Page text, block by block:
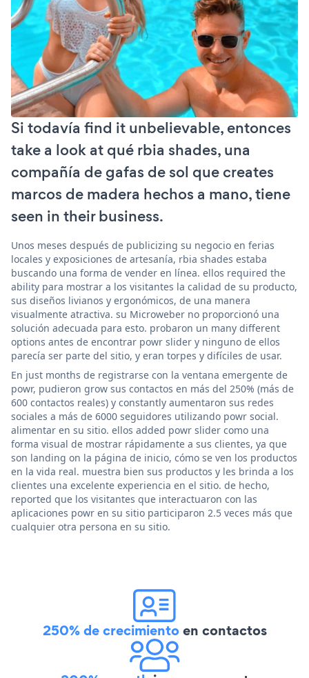
Si todavía find it unbelievable, entonces
take a look at qué rbia shades, una
compañía de gafas de sol que creates
marcos de madera hechos a mano, tiene
seen in their business.
Unos meses después de publicizing su negocio en ferias
locales y exposiciones de artesanía, rbia shades estaba
buscando una forma de vender en línea. ellos required the
ability para mostrar a los visitantes la calidad de su producto,
sus diseños livianos y ergonómicos, de una manera
visualmente atractiva. su Microweber no proporcionó una
solución adecuada para esto. probaron un many different
options antes de encontrar powr slider y ninguno de ellos
parecía ser parte del sitio, y eran torpes y difíciles de usar.
En just months de registrarse con la ventana emergente de
powr, pudieron grow sus contactos en más del 250% (más de
600 contactos reales) y constantly aumentaron sus redes
sociales a más de 6000 seguidores utilizando powr social.
alimentar en su sitio. ellos added powr slider como una
forma visual de mostrar rápidamente a sus clientes, ya que
son landing on la página de inicio, cómo se ven los productos
en la vida real. muestra bien sus productos y les brinda a los
clientes una excelente experiencia en el sitio. de hecho,
reported que los visitantes que interactuaron con las
aplicaciones powr en su sitio participaron 2.5 veces más que
cualquier otra persona en su sitio.
250% de crecimientoen contactos